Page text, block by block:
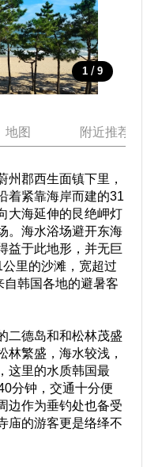
1 / 9
地图 附近推荐景点
州郡西生面镇下里，
着紧靠海岸而建的31
大海延伸的艮绝岬灯
。海水浴场避开东海
益于此地形，并无巨
里的沙滩，宽超过
韩国各地的避暑客
二德岛和和松林茂盛
林繁盛，海水较浅，
这里的水质韩国最
分钟，交通十分便
边作为垂钓处也备受
庙的游客更是络绎不